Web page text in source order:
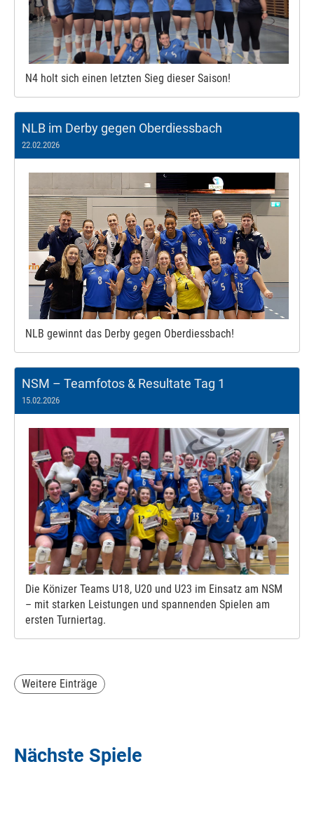
N4 holt sich einen letzten Sieg dieser Saison!
NLB im Derby gegen Oberdiessbach
22.02.2026
NLB gewinnt das Derby gegen Oberdiessbach!
NSM – Teamfotos & Resultate Tag 1
15.02.2026
Die Könizer Teams U18, U20 und U23 im Einsatz am NSM
– mit starken Leistungen und spannenden Spielen am
ersten Turniertag.
Weitere Einträge
Nächste Spiele